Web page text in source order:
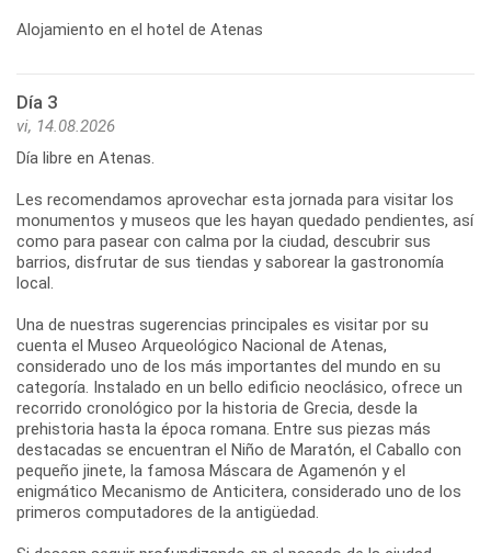
Día 3
vi, 14.08.2026
Día libre en Atenas.
Les recomendamos aprovechar esta jornada para visitar los
monumentos y museos que les hayan quedado pendientes, así
como para pasear con calma por la ciudad, descubrir sus
barrios, disfrutar de sus tiendas y saborear la gastronomía
local.
Una de nuestras sugerencias principales es visitar por su
cuenta el Museo Arqueológico Nacional de Atenas,
considerado uno de los más importantes del mundo en su
categoría. Instalado en un bello edificio neoclásico, ofrece un
recorrido cronológico por la historia de Grecia, desde la
prehistoria hasta la época romana. Entre sus piezas más
destacadas se encuentran el Niño de Maratón, el Caballo con
pequeño jinete, la famosa Máscara de Agamenón y el
enigmático Mecanismo de Anticitera, considerado uno de los
primeros computadores de la antigüedad.